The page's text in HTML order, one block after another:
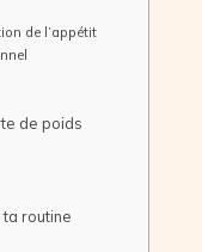
de l’appétit
de poids
routine